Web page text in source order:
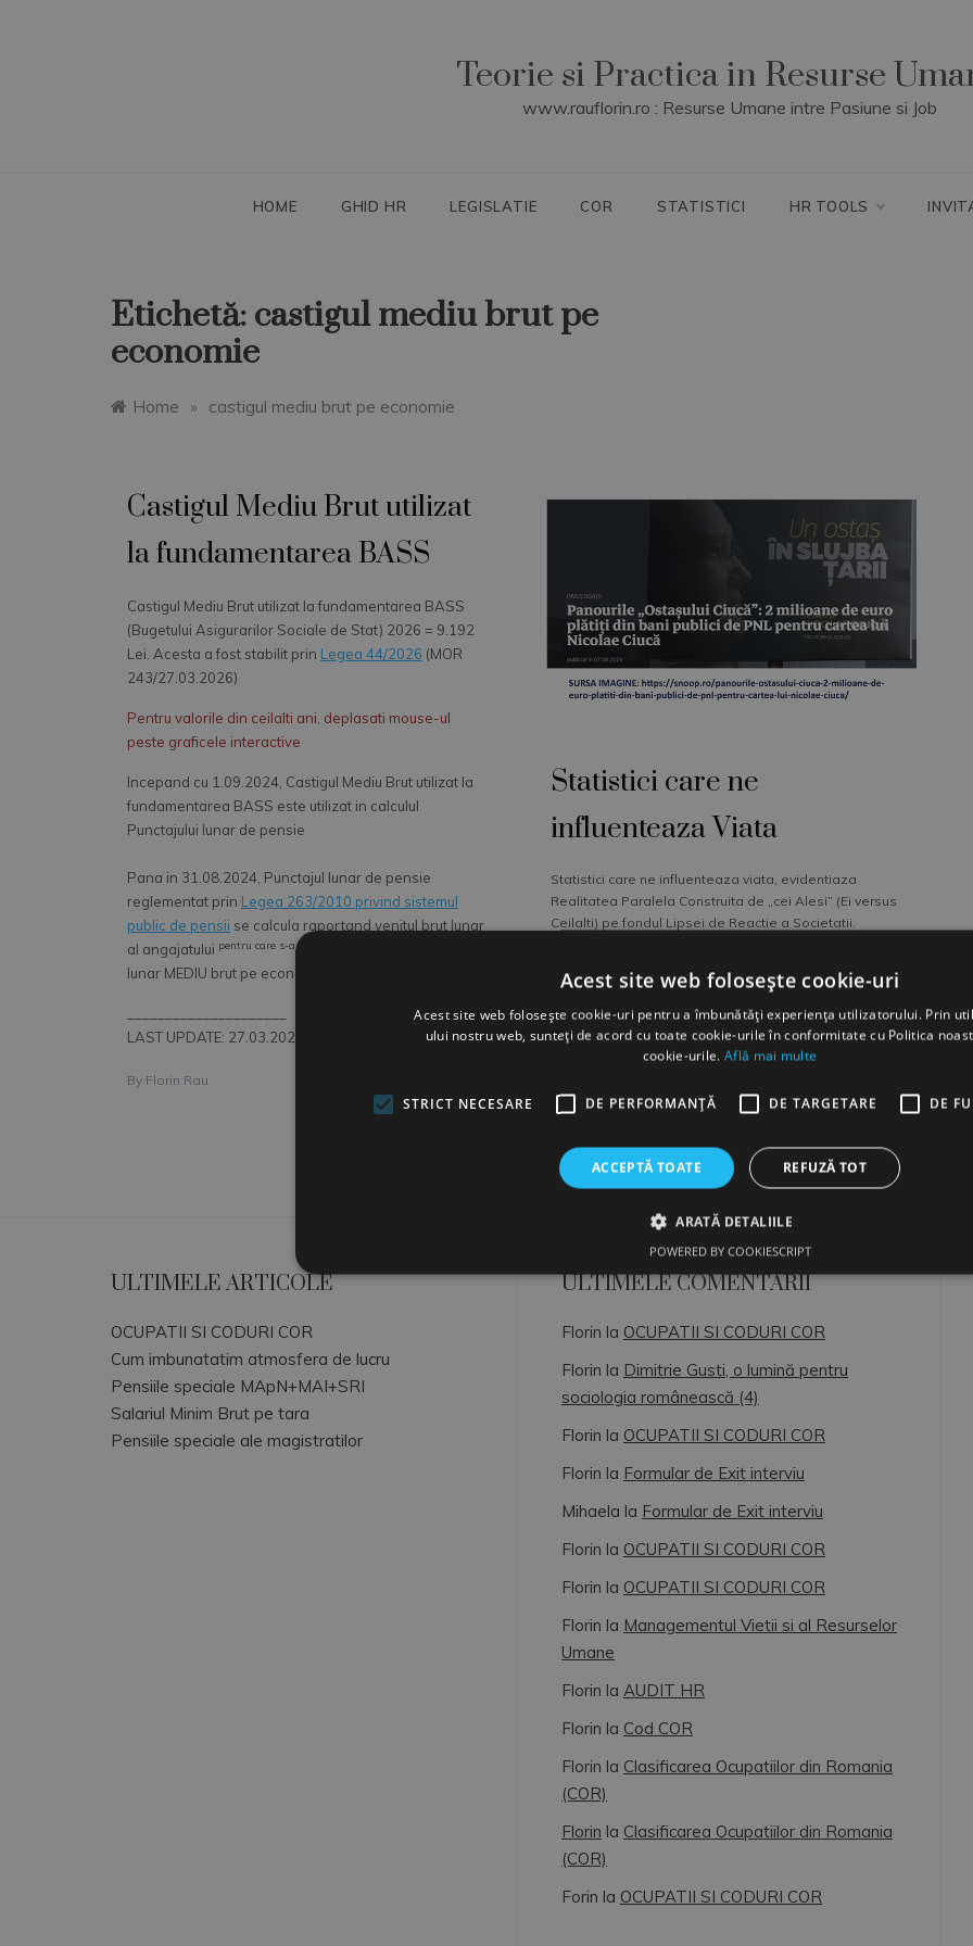
Teorie si Practica in Resurse
www.rauflorin.ro : Resurse Umane intre Pasiune si Job
HOME GHID HR LEGISLATIE COR STATISTICI HR TOOLS
Etichetă: castigul mediu brut pe
economie
Home » castigul mediu brut pe economie
Castigul Mediu Brut utilizat
la fundamentarea BASS
Castigul Mediu Brut utilizat la fundamentarea BASS
(Bugetului Asigurarilor Sociale de Stat) 2026 = 9.192
Lei. Acesta a fost stabilit prin Legea 44/2026 (MOR
243/27.03.2026)
Pentru valorile din ceilalti ani, deplasati mouse-ul
peste graficele interactive
Incepand cu 1.09.2024, Castigul Mediu Brut utilizat la
fundamentarea BASS este utilizat in calculul
Punctajului lunar de pensie
Pana in 31.08.2024, Punctajul lunar de pensie
reglementat prin Legea 263/2010 privind sistemul
public de pensii se calcula raportand venitul brut lunar
al angajatului pentru care s-a retinut CAS
lunar MEDIU brut pe economie.
LAST UPDATE: 27.03.2026
By Florin Rau
Statistici care ne
influenteaza Viata
Statistici care ne influenteaza viata, evidentiaza
Realitatea Paralela Construita de „cei Alesi” (Ei versus
Ceilalti) pe fondul Lipsei de Reactie a Societatii.
LAST UPDATE: 22.10.2025
ULTIMELE ARTICOLE
OCUPATII SI CODURI COR
Cum imbunatatim atmosfera de lucru
Pensiile speciale MApN+MAI+SRI
Salariul Minim Brut pe tara
Pensiile speciale ale magistratilor
ULTIMELE COMENTARII
Florin la OCUPATII SI CODURI COR
Florin la Dimitrie Gusti, o lumină pentru
sociologia românească (4)
Florin la OCUPATII SI CODURI COR
Florin la Formular de Exit interviu
Mihaela la Formular de Exit interviu
Florin la OCUPATII SI CODURI COR
Florin la OCUPATII SI CODURI COR
Florin la Managementul Vietii si al Resurselor
Umane
Florin la AUDIT HR
Florin la Cod COR
Florin la Clasificarea Ocupatiilor din Romania
(COR)
Florin la Clasificarea Ocupatiilor din Romania
(COR)
Forin la OCUPATII SI CODURI COR
Acest site web folosește cookie-uri
Acest site web folosește cookie-uri pentru a îmbunătăți experiența utilizatorului. Prin
ului nostru web, sunteți de acord cu toate cookie-urile în conformitate cu Politica
cookie-urile. Află mai multe
STRICT NECESARE DE PERFORMANȚĂ DE TARGETARE DE
ACCEPTĂ TOATE REFUZĂ TOT
ARATĂ DETALIILE
POWERED BY COOKIESCRIPT